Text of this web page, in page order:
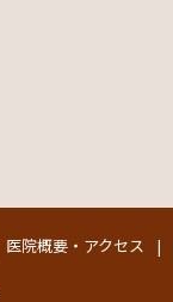
医院概要・アクセス